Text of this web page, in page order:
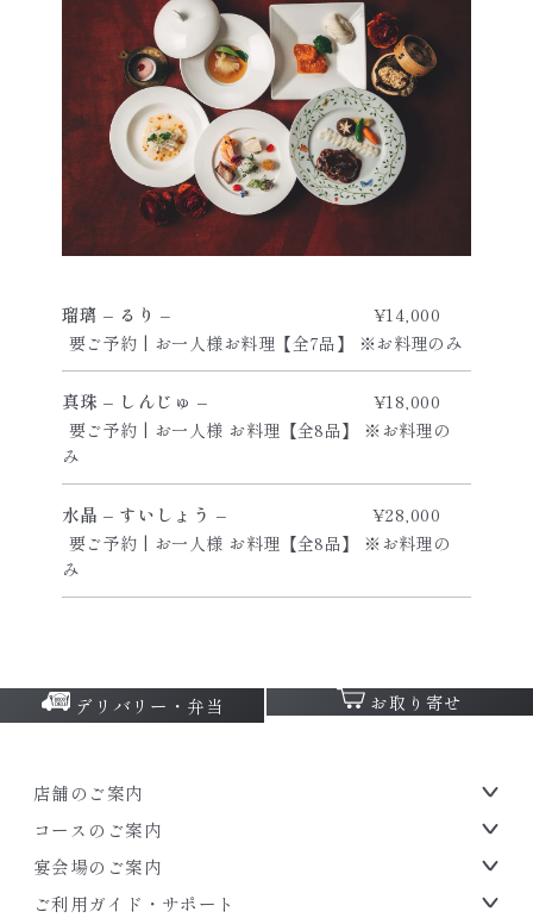
瑠璃 – るり – ¥14,000
要ご予約 | お一人様お料理【全7品】 ※お料理のみ
真珠 – しんじゅ – ¥18,000
要ご予約 | お一人様 お料理【全8品】 ※お料理の
み
水晶 – すいしょう – ¥28,000
要ご予約 | お一人様 お料理【全8品】 ※お料理の
み
デリバリー・弁当 お取り寄せ
店舗のご案内
コースのご案内
宴会場のご案内
ご利用ガイド・サポート